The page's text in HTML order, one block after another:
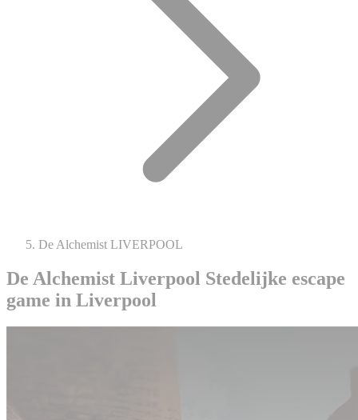
De Alchemist LIVERPOOL
De Alchemist Liverpool Stedelijke escape
game in Liverpool